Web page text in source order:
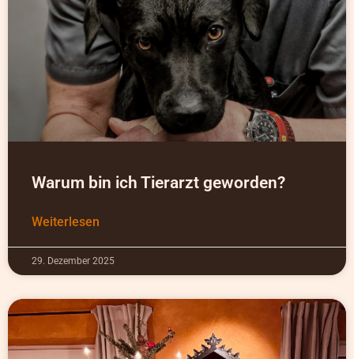
Warum bin ich Tierarzt geworden?
Weiterlesen
29. Dezember 2025